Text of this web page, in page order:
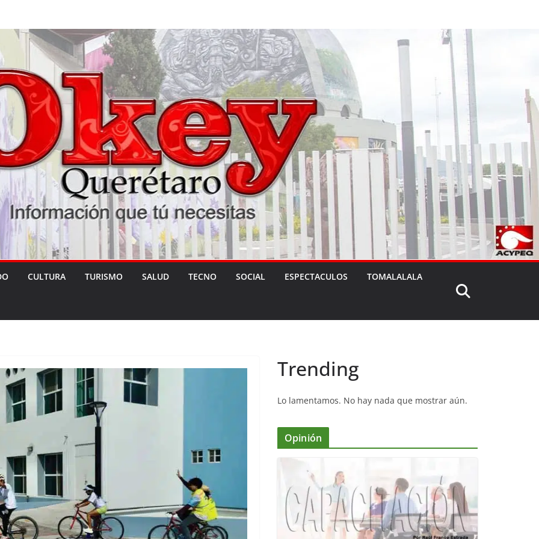
CULTURA TURISMO SALUD TECNO SOCIAL ESPECTACULOS TOMALALALA
Trending
Lo lamentamos. No hay nada que mostrar aún.
Opinión